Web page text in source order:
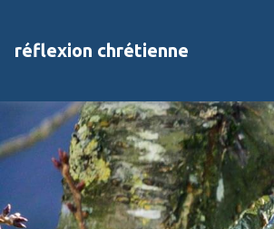
réflexion chrétienne